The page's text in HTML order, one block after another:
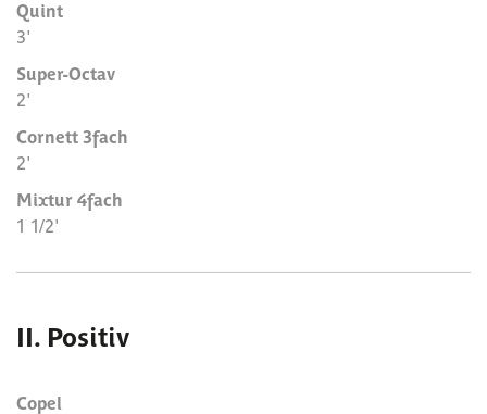
Quint
3'
Super-Octav
2'
Cornett 3fach
2'
Mixtur 4fach
1 1/2'
II. Positiv
Copel